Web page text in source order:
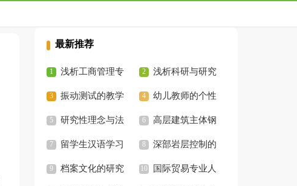
最新推荐
浅析工商管理专
业新型人才培养模式
改革
浅析科研与研究
生培养工作对提高本
科教育质量的重要作
用
振动测试的教学
实验设计分析
幼儿教师的个性
成熟度与其心理健康
水平的相关研究
研究性理念与法
学本科教育模式的创
新
高层建筑主体钢
结构的施工技能
留学生汉语学习
中的汉字思维解析
深部岩层控制的
关键层力学模型
档案文化的研究 国际贸易专业人